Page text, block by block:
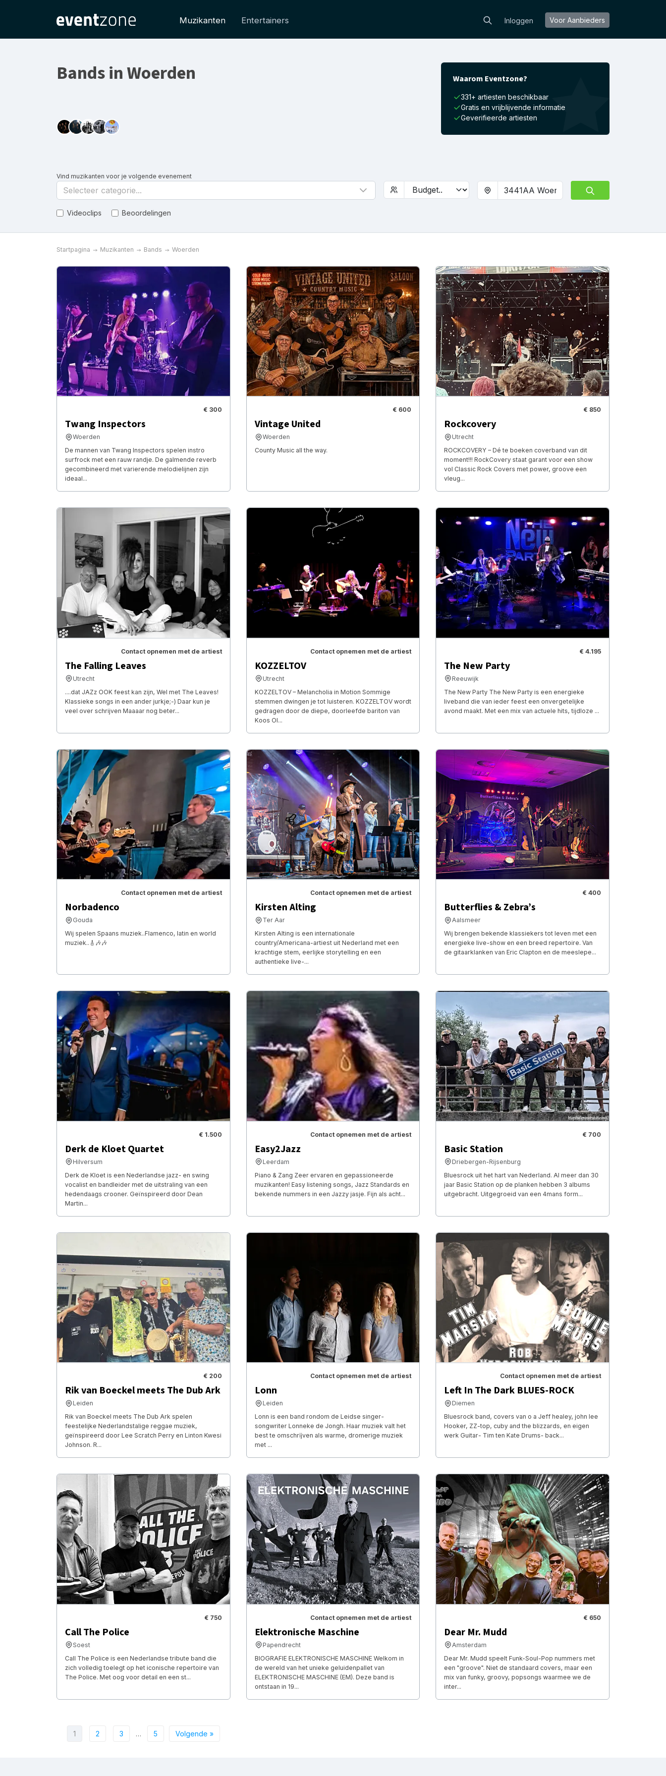
Muzikanten Entertainers Inloggen Voor Aanbieders
Bands in Woerden Waarom Eventzone?
331+ artiesten beschikbaar
Gratis en vrijblijvende informatie
Geverifieerde artiesten
Vind muzikanten voor je volgende evenement
Selecteer categorie...
Videoclips Beoordelingen
Startpagina Muzikanten Bands Woerden
€ 300
Twang Inspectors
Woerden
De mannen van Twang Inspectors spelen instro
surfrock met een rauw randje. De galmende reverb
gecombineerd met varierende melodielijnen zijn
ideaal...
€ 600
Vintage United
Woerden
County Music all the way.
€ 850
Rockcovery
Utrecht
ROCKCOVERY – Dé te boeken coverband van dit
moment!!! RockCovery staat garant voor een show
vol Classic Rock Covers met power, groove een
vleug...
Contact opnemen met de artiest
The Falling Leaves
Utrecht
....dat JAZz OOK feest kan zijn, Wel met The Leaves!
Klassieke songs in een ander jurkje;-) Daar kun je
veel over schrijven Maaaar nog beter...
Contact opnemen met de artiest
KOZZELTOV
Utrecht
KOZZELTOV – Melancholia in Motion Sommige
stemmen dwingen je tot luisteren. KOZZELTOV wordt
gedragen door de diepe, doorleefde bariton van
Koos Ol...
€ 4.195
The New Party
Reeuwijk
The New Party The New Party is een energieke
liveband die van ieder feest een onvergetelijke
avond maakt. Met een mix van actuele hits, tijdloze ...
Contact opnemen met de artiest
Norbadenco
Gouda
Wij spelen Spaans muziek..Flamenco, latin en world
muziek..🎸🎶🎶
Contact opnemen met de artiest
Kirsten Alting
Ter Aar
Kirsten Alting is een internationale
country/Americana-artiest uit Nederland met een
krachtige stem, eerlijke storytelling en een
authentieke live-...
€ 400
Butterflies & Zebra’s
Aalsmeer
Wij brengen bekende klassiekers tot leven met een
energieke live-show en een breed repertoire. Van
de gitaarklanken van Eric Clapton en de meeslepe...
€ 1.500
Derk de Kloet Quartet
Hilversum
Derk de Kloet is een Nederlandse jazz- en swing
vocalist en bandleider met de uitstraling van een
hedendaags crooner. Geïnspireerd door Dean
Martin...
Contact opnemen met de artiest
Easy2Jazz
Leerdam
Piano & Zang Zeer ervaren en gepassioneerde
muzikanten! Easy listening songs, Jazz Standards en
bekende nummers in een Jazzy jasje. Fijn als acht...
€ 700
Basic Station
Driebergen-Rijsenburg
Bluesrock uit het hart van Nederland. Al meer dan 30
jaar Basic Station op de planken hebben 3 albums
uitgebracht. Uitgegroeid van een 4mans form...
€ 200
Rik van Boeckel meets The Dub Ark
Leiden
Rik van Boeckel meets The Dub Ark spelen
feestelijke Nederlandstalige reggae muziek,
geïnspireerd door Lee Scratch Perry en Linton Kwesi
Johnson. R...
Contact opnemen met de artiest
Lonn
Leiden
Lonn is een band rondom de Leidse singer-
songwriter Lonneke de Jongh. Haar muziek valt het
best te omschrĳven als warme, dromerige muziek
met ...
Contact opnemen met de artiest
Left In The Dark BLUES-ROCK
Diemen
Bluesrock band, covers van o a Jeff healey, john lee
Hooker, ZZ-top, cuby and the blizzards, en eigen
werk Guitar- Tim ten Kate Drums- back...
€ 750
Call The Police
Soest
Call The Police is een Nederlandse tribute band die
zich volledig toelegt op het iconische repertoire van
The Police. Met oog voor detail en een st...
Contact opnemen met de artiest
Elektronische Maschine
Papendrecht
BIOGRAFIE ELEKTRONISCHE MASCHINE Welkom in
de wereld van het unieke geluidenpallet van
ELEKTRONISCHE MASCHINE (EM). Deze band is
ontstaan in 19...
€ 650
Dear Mr. Mudd
Amsterdam
Dear Mr. Mudd speelt Funk-Soul-Pop nummers met
een "groove". Niet de standaard covers, maar een
mix van funky, groovy, popsongs waarmee we de
inter...
1 2 3 … 5 Volgende »